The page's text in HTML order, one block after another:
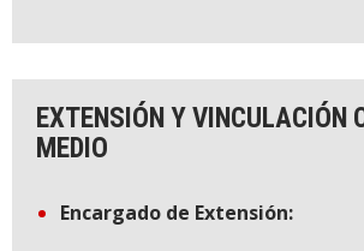
EXTENSIÓN Y VINCULACIÓN
MEDIO
Encargado de Extensión: